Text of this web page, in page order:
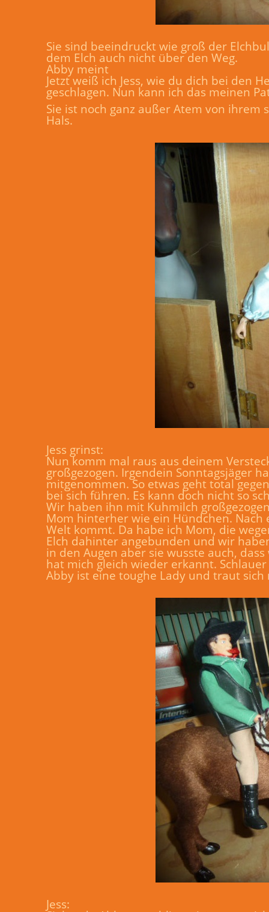
Sie sind beeindruckt wie groß der
dem Elch auch nicht über den Weg.
Abby meint
Jetzt weiß ich Jess, wie du dich bei den
geschlagen. Nun kann ich das meinen
Sie ist noch ganz außer Atem von ihrem
Hals.
Jess grinst:
Nun komm mal raus aus deinem
großgezogen. Irgendein Sonntagsjäger
mitgenommen. So etwas geht total
bei sich führen. Es kann doch nicht so
Wir haben ihn mit Kuhmilch
Mom hinterher wie ein Hündchen. Nach
Welt kommt. Da habe ich Mom, die
Elch dahinter angebunden und wir
in den Augen aber sie wusste auch,
hat mich gleich wieder erkannt.
Abby ist eine toughe Lady und traut
Jess: